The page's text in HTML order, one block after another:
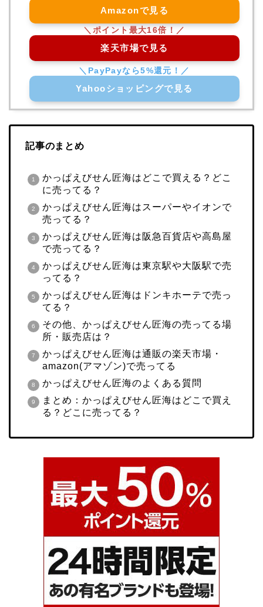
Amazonで見る
楽天市場で見る
Yahooショッピングで見る
記事のまとめ
かっぱえびせん匠海はどこで買える？どこ
に売ってる？
かっぱえびせん匠海はスーパーやイオンで
売ってる？
かっぱえびせん匠海は阪急百貨店や高島屋
で売ってる？
かっぱえびせん匠海は東京駅や大阪駅で売
ってる？
かっぱえびせん匠海はドンキホーテで売っ
てる？
その他、かっぱえびせん匠海の売ってる場
所・販売店は？
かっぱえびせん匠海は通販の楽天市場・
amazon(アマゾン)で売ってる
かっぱえびせん匠海のよくある質問
まとめ：かっぱえびせん匠海はどこで買え
る？どこに売ってる？